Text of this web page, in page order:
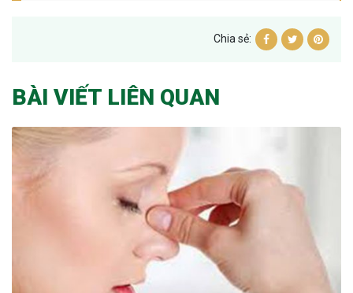
Chia sẻ:
BÀI VIẾT LIÊN QUAN